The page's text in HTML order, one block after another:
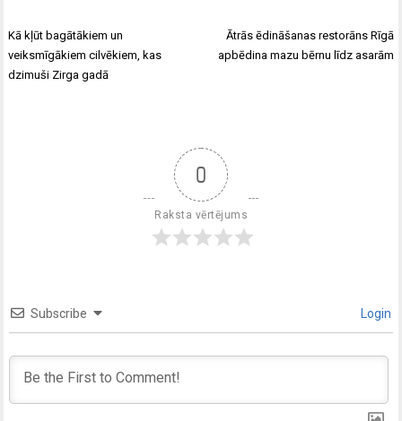
Kā kļūt bagātākiem un
veiksmīgākiem cilvēkiem, kas
dzimuši Zirga gadā
Ātrās ēdināšanas restorāns Rīgā
apbēdina mazu bērnu līdz asarām
0
Raksta vērtējums
Subscribe Login